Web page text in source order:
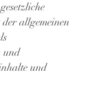
allgemeinen
und
und